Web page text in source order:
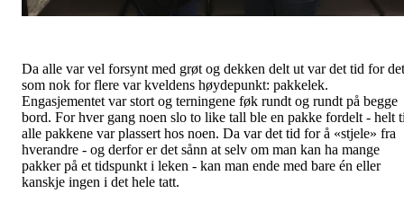
Da alle var vel forsynt med grøt og dekken delt ut var det tid for det
som nok for flere var kveldens høydepunkt: pakkelek.
Engasjementet var stort og terningene føk rundt og rundt på begge
bord. For hver gang noen slo to like tall ble en pakke fordelt - helt
alle pakkene var plassert hos noen. Da var det tid for å «stjele» fra
hverandre - og derfor er det sånn at selv om man kan ha mange
pakker på et tidspunkt i leken - kan man ende med bare én eller
kanskje ingen i det hele tatt.